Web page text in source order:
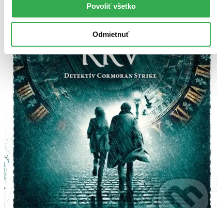
Povoliť všetko
Odmietnuť